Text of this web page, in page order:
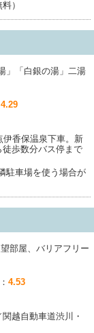
）
」「白銀の湯」二湯
4.29
伊香保温泉下車。新
歩数分バス停まで
駐車場を使う場合が
部屋、バリアフリー
4.53
越自動車道渋川・